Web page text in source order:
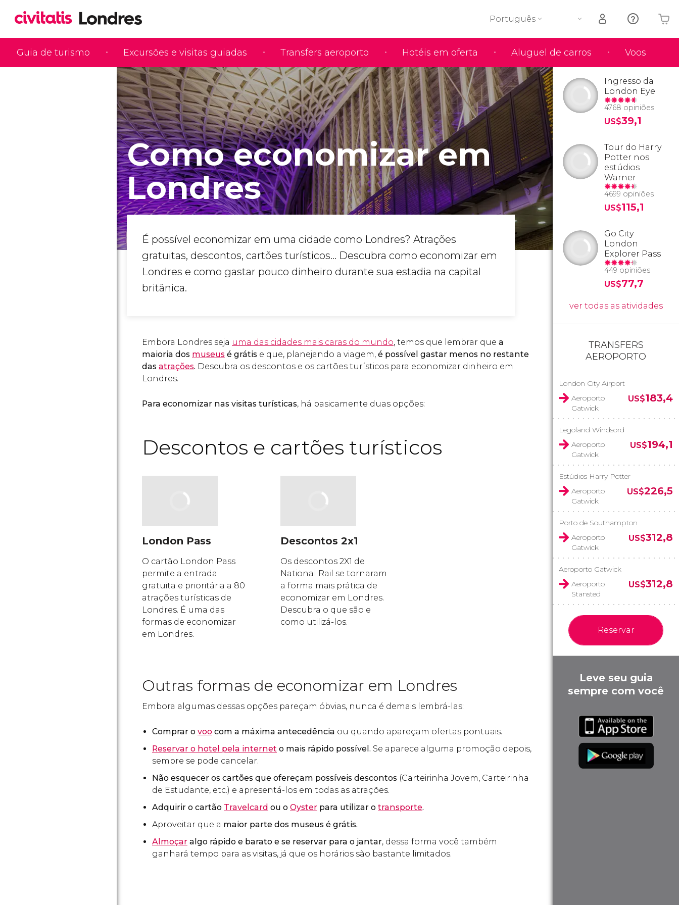
Guia de turismo Excursões e visitas guiadas Transfers aeroporto Hotéis em oferta Aluguel de carros Voos
Português
O seu carrinho está vazio
Como economizar em
Londres
É possível economizar em uma cidade como Londres? Atrações
gratuitas, descontos, cartões turísticos... Descubra como economizar em
Londres e como gastar pouco dinheiro durante sua estadia na capital
britânica.
Embora Londres seja uma das cidades mais caras do mundo, temos que lembrar que a
maioria dos museus é grátis e que, planejando a viagem, é possível gastar menos no restante
das atrações. Descubra os descontos e os cartões turísticos para economizar dinheiro em
Londres.
Para economizar nas visitas turísticas, há basicamente duas opções:
Descontos e cartões turísticos
London Pass
O cartão London Pass
permite a entrada
gratuita e prioritária a 80
atrações turísticas de
Londres. É uma das
formas de economizar
em Londres.
Descontos 2x1
Os descontos 2X1 de
National Rail se tornaram
a forma mais prática de
economizar em Londres.
Descubra o que são e
como utilizá-los.
Outras formas de economizar em Londres
Embora algumas dessas opções pareçam óbvias, nunca é demais lembrá-las:
Comprar o voo com a máxima antecedência ou quando apareçam ofertas pontuais.
Reservar o hotel pela internet o mais rápido possível. Se aparece alguma promoção depois,
sempre se pode cancelar.
Não esquecer os cartões que ofereçam possíveis descontos (Carteirinha Jovem, Carteirinha
de Estudante, etc.) e apresentá-los em todas as atrações.
Adquirir o cartão Travelcard ou o Oyster para utilizar o transporte.
Aproveitar que a maior parte dos museus é grátis.
Almoçar algo rápido e barato e se reservar para o jantar, dessa forma você também
ganhará tempo para as visitas, já que os horários são bastante limitados.
Ingresso da
London Eye
4768 opiniões
US$39,1
Tour do Harry
Potter nos
estúdios
Warner
4699 opiniões
US$115,1
Go City
London
Explorer Pass
449 opiniões
US$77,7
ver todas as atividades
TRANSFERS
AEROPORTO
London City Airport
Aeroporto
Gatwick
US$183,4
Legoland Windsord
Aeroporto
Gatwick
US$194,1
Estúdios Harry Potter
Aeroporto
Gatwick
US$226,5
Porto de Southampton
Aeroporto
Gatwick
US$312,8
Aeroporto Gatwick
Aeroporto
Stansted
US$312,8
Reservar
Leve seu guia
sempre com você